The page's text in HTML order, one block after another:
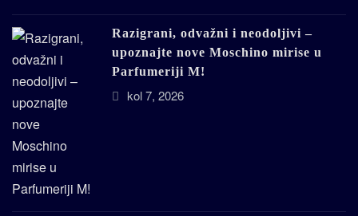
Razigrani, odvažni i neodoljivi –
upoznajte nove Moschino mirise u
Parfumeriji M!
kol 7, 2026